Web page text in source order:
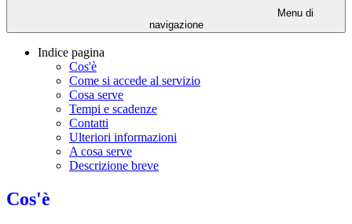
Menu di
navigazione
Indice pagina
Cos'è
Come si accede al servizio
Cosa serve
Tempi e scadenze
Contatti
Ulteriori informazioni
A cosa serve
Descrizione breve
Cos'è